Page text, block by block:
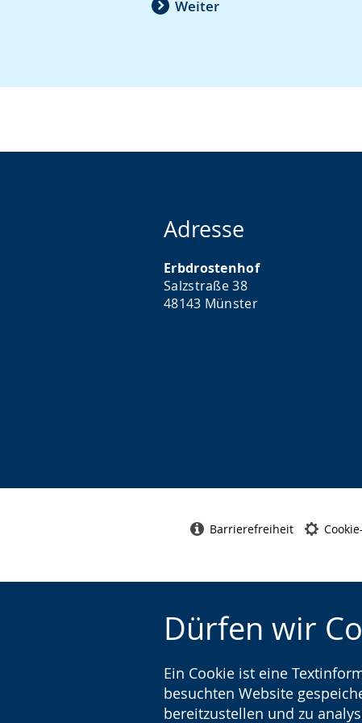
Dürfen wir
Ein Cookie ist eine
besuchten Website
bereitzustellen und zu
Weiter
Gebärdensprache
Adresse
Erbdrostenhof
Salzstraße 38
48143 Münster
Barrierefreiheit